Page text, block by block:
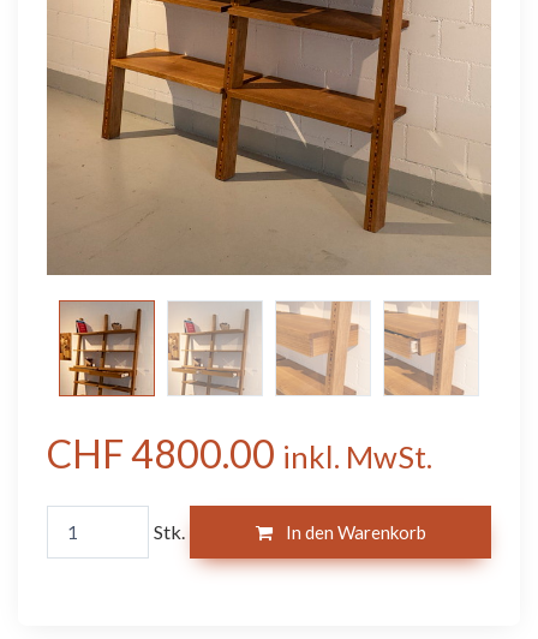
CHF 4800.00 inkl. MwSt.
Stk. In den Warenkorb